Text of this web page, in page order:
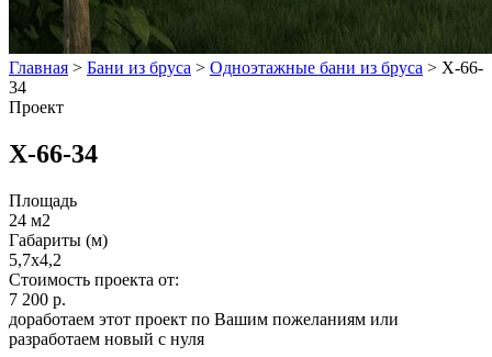
Главная > Бани из бруса > Одноэтажные бани из бруса > Х-66-
34
Проект
Х-66-34
Площадь
24 м2
Габариты (м)
5,7х4,2
Стоимость проекта от:
7 200 р.
доработаем этот проект по Вашим пожеланиям или
разработаем новый с нуля